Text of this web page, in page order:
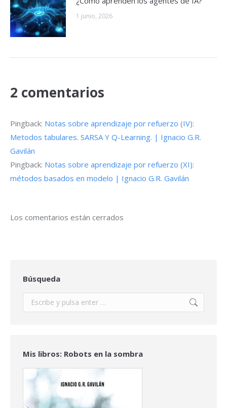
1 junio, 2026
2 comentarios
Pingback: Notas sobre aprendizaje por refuerzo (IV):
Metodos tabulares. SARSA Y Q-Learning. | Ignacio G.R.
Gavilán
Pingback: Notas sobre aprendizaje por refuerzo (XI):
métodos basados en modelo | Ignacio G.R. Gavilán
Los comentarios están cerrados
Búsqueda
Buscar:
Mis libros: Robots en la sombra